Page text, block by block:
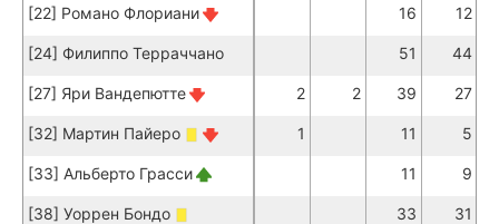
[22] Романо Флориани 16 12
[24] Филиппо Терраччано 51 44
[27] Яри Вандепютте 2 2 39 27
[32] Мартин Пайеро 1 11 5
[33] Альберто Грасси 11 9
[38] Уоррен Бондо 33 31